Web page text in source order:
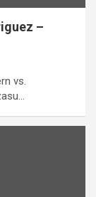
–
vs.